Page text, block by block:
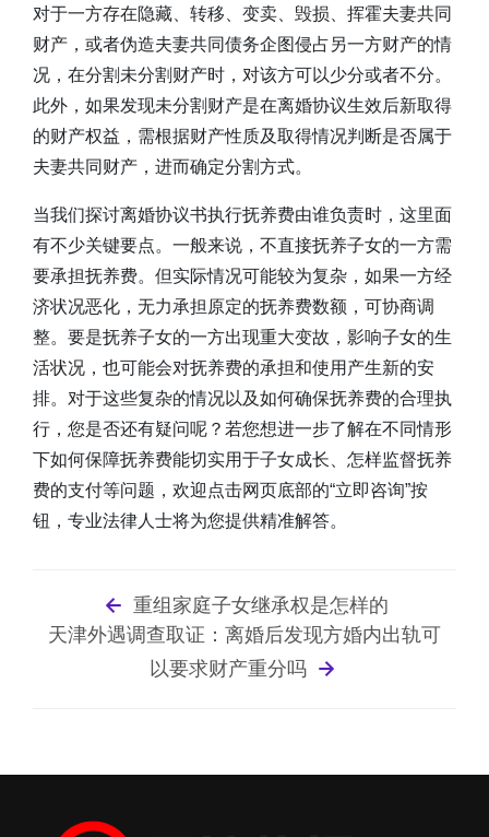
对于一方存在隐藏、转移、变卖、毁损、挥霍夫妻共同
财产，或者伪造夫妻共同债务企图侵占另一方财产的情
况，在分割未分割财产时，对该方可以少分或者不分。
此外，如果发现未分割财产是在离婚协议生效后新取得
的财产权益，需根据财产性质及取得情况判断是否属于
夫妻共同财产，进而确定分割方式。
当我们探讨离婚协议书执行抚养费由谁负责时，这里面
有不少关键要点。一般来说，不直接抚养子女的一方需
要承担抚养费。但实际情况可能较为复杂，如果一方经
济状况恶化，无力承担原定的抚养费数额，可协商调
整。要是抚养子女的一方出现重大变故，影响子女的生
活状况，也可能会对抚养费的承担和使用产生新的安
排。对于这些复杂的情况以及如何确保抚养费的合理执
行，您是否还有疑问呢？若您想进一步了解在不同情形
下如何保障抚养费能切实用于子女成长、怎样监督抚养
费的支付等问题，欢迎点击网页底部的“立即咨询”按
钮，专业法律人士将为您提供精准解答。
重组家庭子女继承权是怎样的
天津外遇调查取证：离婚后发现方婚内出轨可
以要求财产重分吗